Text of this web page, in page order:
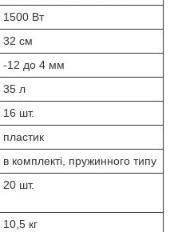
1500 Вт
32 см
-12 до 4 мм
35 л
16 шт.
пластик
в комплекті, пружинного типу
20 шт.
10,5 кг